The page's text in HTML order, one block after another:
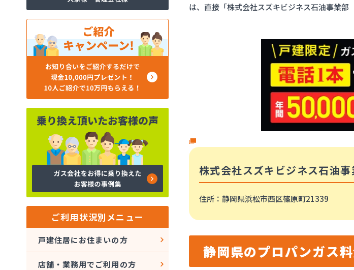
は、直接「株式会社スズキビジネス石油事業
株式会社スズキビジネス石油
住所 ：静岡県浜松市西区篠原町21339
静岡県のプロパンガス
ご利用状況別メニュー
戸建住居にお住まいの方
店舗・業務用でご利用の方